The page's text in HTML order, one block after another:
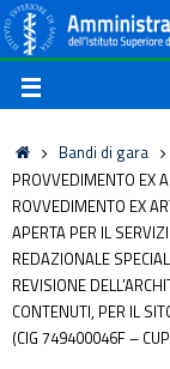
Bandi di gara
PROVVEDIMENTO EX
ROVVEDIMENTO EX
APERTA PER IL
REDAZIONALE
REVISIONE
CONTENUTI, PER IL
(CIG 749400046F –